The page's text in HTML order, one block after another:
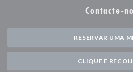
Contacte-
RESERVAR UMA
CLIQUE E